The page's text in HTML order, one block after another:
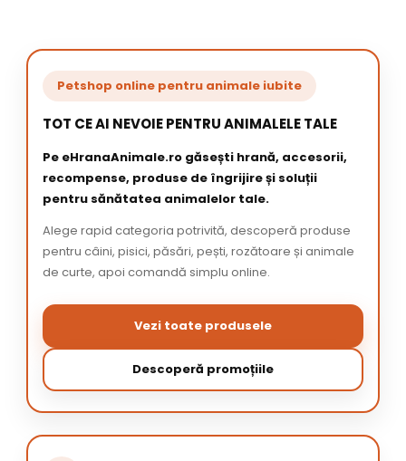
Petshop online pentru animale iubite
TOT CE AI NEVOIE PENTRU ANIMALELE TALE
Pe eHranaAnimale.ro găsești hrană, accesorii,
recompense, produse de îngrijire și soluții
pentru sănătatea animalelor tale.
Alege rapid categoria potrivită, descoperă produse
pentru câini, pisici, păsări, pești, rozătoare și animale
de curte, apoi comandă simplu online.
Vezi toate produsele
Descoperă promoțiile